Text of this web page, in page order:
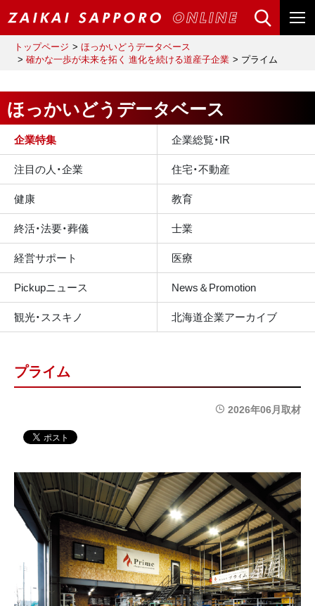
トップページ
ほっかいどうデータベース
確かな一歩が未来を拓く 進化を続ける道産子企業
プライム
ほっかいどうデータベース
企業特集
企業総覧・IR
注目の人・企業
住宅・不動産
健康
教育
終活・法要・葬儀
士業
経営サポート
医療
Pickupニュース
News＆Promotion
観光・ススキノ
北海道企業アーカイブ
プライム
2026年06月取材